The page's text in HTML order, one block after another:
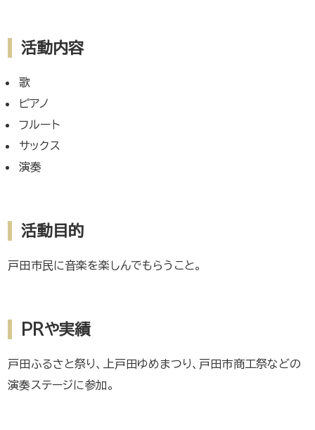
活動内容
歌
ピアノ
フルート
サックス
演奏
活動目的
戸田市民に音楽を楽しんでもらうこと。
PRや実績
戸田ふるさと祭り、上戸田ゆめまつり、戸田市商工祭などの
演奏ステージに参加。